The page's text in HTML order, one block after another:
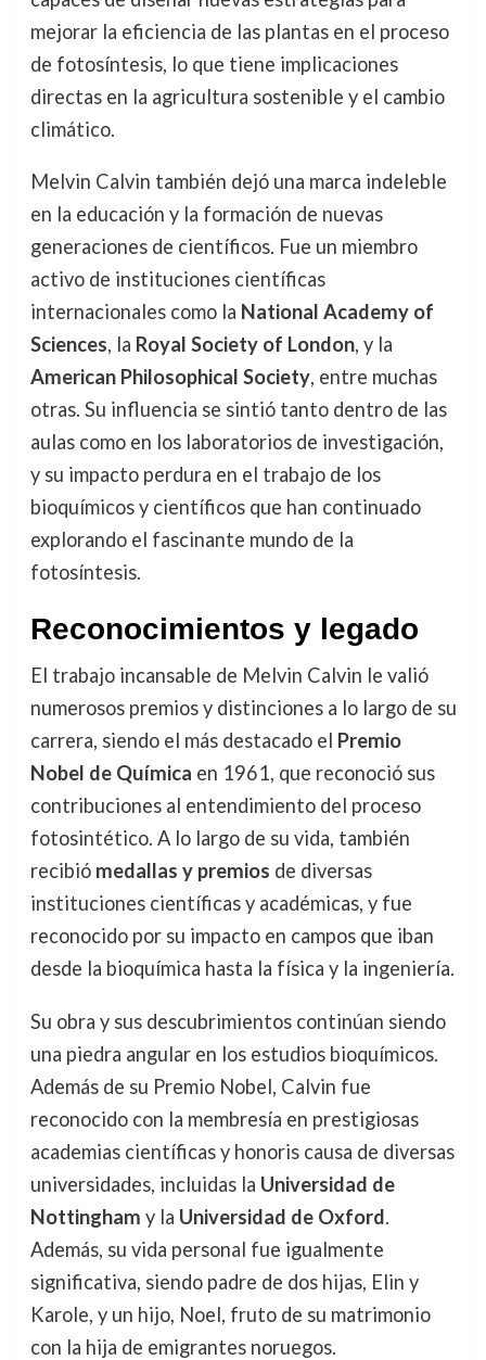
mejorar la eficiencia de las plantas en el proceso
de fotosíntesis, lo que tiene implicaciones
directas en la agricultura sostenible y el cambio
climático.
Melvin Calvin también dejó una marca indeleble
en la educación y la formación de nuevas
generaciones de científicos. Fue un miembro
activo de instituciones científicas
internacionales como la National Academy of
Sciences, la Royal Society of London, y la
American Philosophical Society, entre muchas
otras. Su influencia se sintió tanto dentro de las
aulas como en los laboratorios de investigación,
y su impacto perdura en el trabajo de los
bioquímicos y científicos que han continuado
explorando el fascinante mundo de la
fotosíntesis.
Reconocimientos y legado
El trabajo incansable de Melvin Calvin le valió
numerosos premios y distinciones a lo largo de su
carrera, siendo el más destacado el Premio
Nobel de Química en 1961, que reconoció sus
contribuciones al entendimiento del proceso
fotosintético. A lo largo de su vida, también
recibió medallas y premios de diversas
instituciones científicas y académicas, y fue
reconocido por su impacto en campos que iban
desde la bioquímica hasta la física y la ingeniería.
Su obra y sus descubrimientos continúan siendo
una piedra angular en los estudios bioquímicos.
Además de su Premio Nobel, Calvin fue
reconocido con la membresía en prestigiosas
academias científicas y honoris causa de diversas
universidades, incluidas la Universidad de
Nottingham y la Universidad de Oxford.
Además, su vida personal fue igualmente
significativa, siendo padre de dos hijas, Elin y
Karole, y un hijo, Noel, fruto de su matrimonio
con la hija de emigrantes noruegos.